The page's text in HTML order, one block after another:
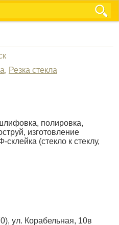
, Резка стекла
полировка,
изготовление
(стекло к стеклу,
), ул. Корабельная, 10в